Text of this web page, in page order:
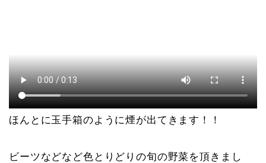
ほんとに玉手箱のように煙が出てきます！！
ビーツなどなど色とりどりの旬の野菜を頂きまし